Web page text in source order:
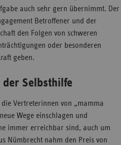
auch sehr gern übernimmt. Der
Betroffener und der
den Folgen von schweren
oder besonderen
geben.
Selbsthilfe
Vertreterinnen von „mamma
Wege einschlagen und
immer erreichbar sind, auch um
Nümbrecht nahm den Preis von